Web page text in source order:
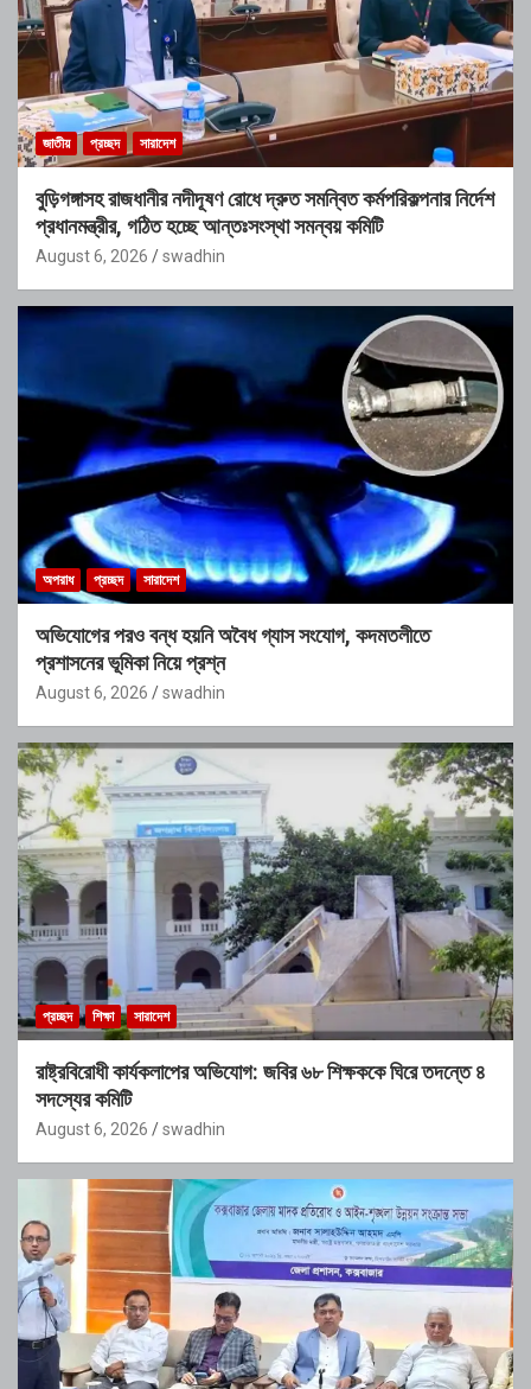
জাতীয় প্রচ্ছদ সারাদেশ
বুড়িগঙ্গাসহ রাজধানীর নদীদূষণ রোধে দ্রুত সমন্বিত কর্মপরিকল্পনার নির্দেশ
প্রধানমন্ত্রীর, গঠিত হচ্ছে আন্তঃসংস্থা সমন্বয় কমিটি
August 6, 2026 swadhin
অপরাধ প্রচ্ছদ সারাদেশ
অভিযোগের পরও বন্ধ হয়নি অবৈধ গ্যাস সংযোগ, কদমতলীতে
প্রশাসনের ভূমিকা নিয়ে প্রশ্ন
August 6, 2026 swadhin
প্রচ্ছদ শিক্ষা সারাদেশ
রাষ্ট্রবিরোধী কার্যকলাপের অভিযোগ: জবির ৬৮ শিক্ষককে ঘিরে তদন্তে ৪
সদস্যের কমিটি
August 6, 2026 swadhin